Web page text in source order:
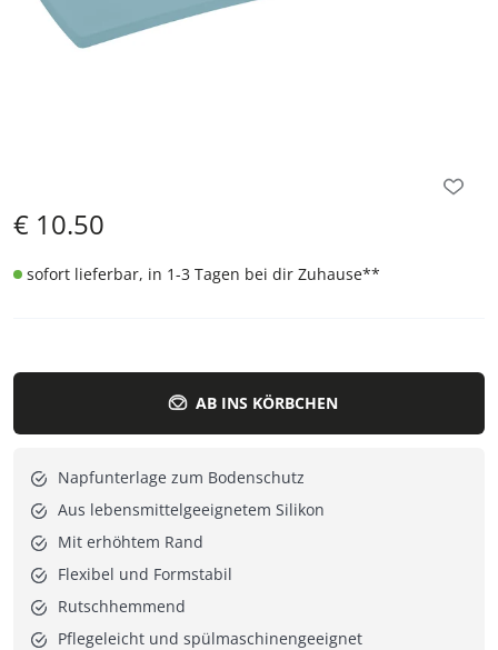
€ 10.50
sofort lieferbar, in 1-3 Tagen bei dir Zuhause**
AB INS KÖRBCHEN
Napfunterlage zum Bodenschutz
Aus lebensmittelgeeignetem Silikon
Mit erhöhtem Rand
Flexibel und Formstabil
Rutschhemmend
Pflegeleicht und spülmaschinengeeignet